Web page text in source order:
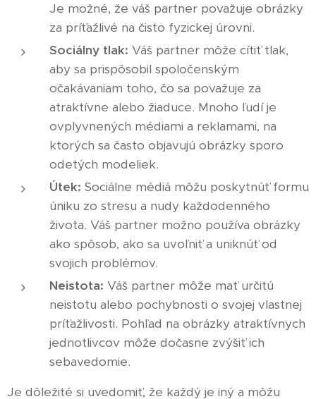
Je možné, že váš partner považuje obrázky
za príťažlivé na čisto fyzickej úrovni.
Sociálny tlak: Váš partner môže cítiť tlak,
aby sa prispôsobil spoločenským
očakávaniam toho, čo sa považuje za
atraktívne alebo žiaduce. Mnoho ľudí je
ovplyvnených médiami a reklamami, na
ktorých sa často objavujú obrázky sporo
odetých modeliek.
Útek: Sociálne médiá môžu poskytnúť formu
úniku zo stresu a nudy každodenného
života. Váš partner možno používa obrázky
ako spôsob, ako sa uvoľniť a uniknúť od
svojich problémov.
Neistota: Váš partner môže mať určitú
neistotu alebo pochybnosti o svojej vlastnej
príťažlivosti. Pohľad na obrázky atraktívnych
jednotlivcov môže dočasne zvýšiť ich
sebavedomie.
Je dôležité si uvedomiť, že každý je iný a môžu